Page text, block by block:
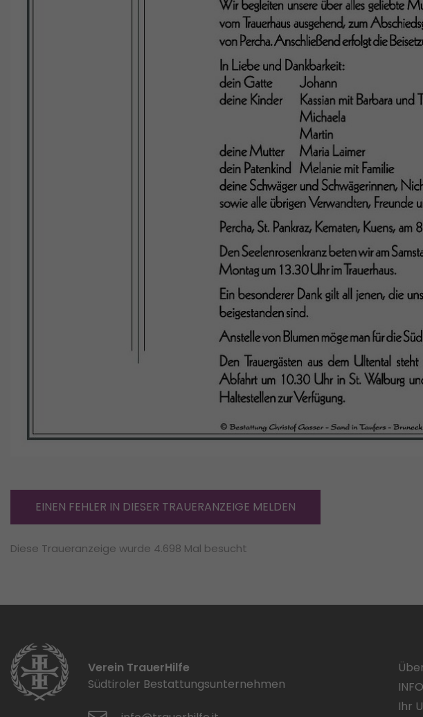
EINEN FEHLER IN DIESER TRAUERANZEIGE MELDEN
Diese Traueranzeige wurde 4.698 Mal besucht
Verein TrauerHilfe
Südtiroler Bestattungsunternehmen
Ihr